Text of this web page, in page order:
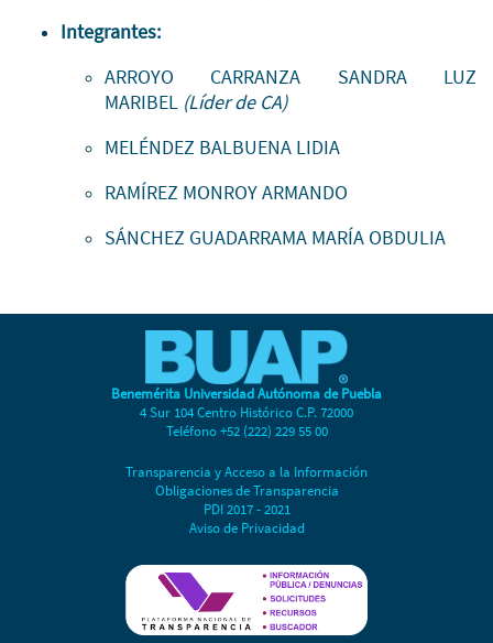
Integrantes:
ARROYO CARRANZA SANDRA LUZ
MARIBEL (Líder de CA)
MELÉNDEZ BALBUENA LIDIA
RAMÍREZ MONROY ARMANDO
SÁNCHEZ GUADARRAMA MARÍA OBDULIA
Benemérita Universidad Autónoma de Puebla
4 Sur 104 Centro Histórico C.P. 72000
Teléfono +52 (222) 229 55 00
Transparencia y Acceso a la Información
Obligaciones de Transparencia
PDI 2017 - 2021
Aviso de Privacidad